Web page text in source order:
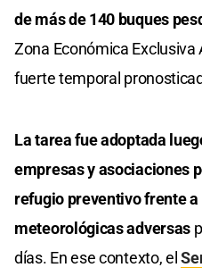
de más de 140 buques
Zona Económica Exclusiva
fuerte temporal
La tarea fue adoptada
empresas y asociaciones
refugio preventivo frente
meteorológicas adversas
días. En ese contexto, el